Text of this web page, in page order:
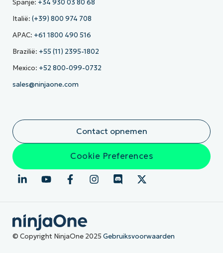
Spanje: +34 930 03 80 68
Italië: (+39) 800 974 708
APAC: +61 1800 490 516
Brazilië: +55 (11) 2395-1802
Mexico: +52 800-099-0732
sales@ninjaone.com
Contact opnemen
Cookie Preferences
© Copyright NinjaOne 2025 Gebruiksvoorwaarden